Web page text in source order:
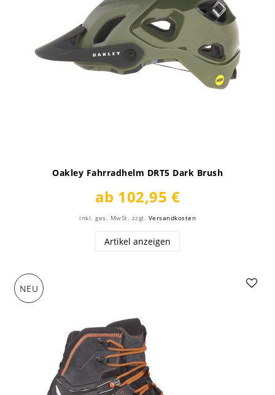
Oakley Fahrradhelm DRT5 Dark Brush
ab 102,95 €
inkl. ges. MwSt. zzgl. Versandkosten
Artikel anzeigen
NEU